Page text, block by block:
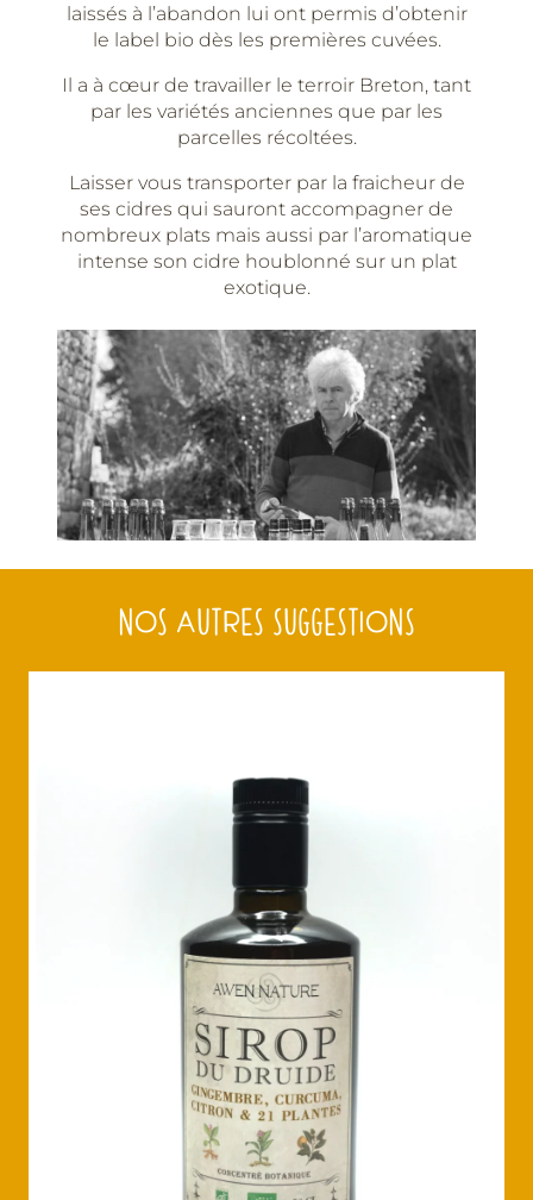
laissés à l’abandon lui ont permis d’obtenir
le label bio dès les premières cuvées.
Il a à cœur de travailler le terroir Breton, tant
par les variétés anciennes que par les
parcelles récoltées.
Laisser vous transporter par la fraicheur de
ses cidres qui sauront accompagner de
nombreux plats mais aussi par l’aromatique
intense son cidre houblonné sur un plat
exotique.
NOS AUTRES SUGGESTIONS